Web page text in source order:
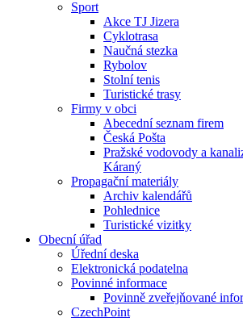
Sport
Akce TJ Jizera
Cyklotrasa
Naučná stezka
Rybolov
Stolní tenis
Turistické trasy
Firmy v obci
Abecední seznam firem
Česká Pošta
Pražské vodovody a
Káraný
Propagační materiály
Archiv kalendářů
Pohlednice
Turistické vizitky
Obecní úřad
Úřední deska
Elektronická podatelna
Povinné informace
Povinně zveřejňované
CzechPoint